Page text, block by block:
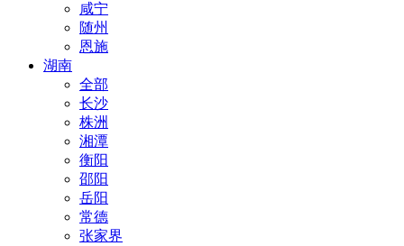
咸宁
随州
恩施
湖南
全部
长沙
株洲
湘潭
衡阳
邵阳
岳阳
常德
张家界